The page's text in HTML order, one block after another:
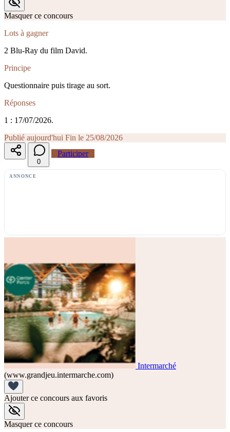
Masquer ce concours
Lots à gagner
2 Blu-Ray du film David.
Principe
Questionnaire puis tirage au sort.
Réponses
1 : 17/07/2026.
Publié aujourd'hui Fin le 25/08/2026
0
Participer
ANNONCE
Intermarché
(www.grandjeu.intermarche.com)
Ajouter ce concours aux favoris
Masquer ce concours